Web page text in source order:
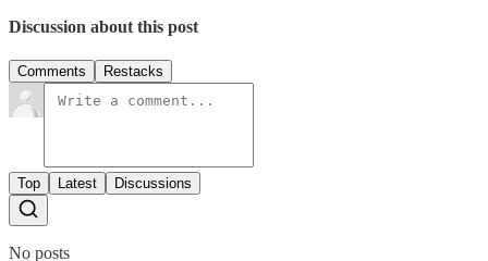
Discussion about this post
Comments Restacks
Top Latest Discussions
No posts